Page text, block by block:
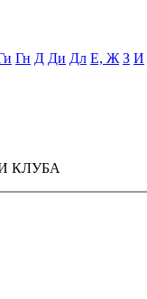
Гн Д Ди Дл Е, Ж З И
КЛУБА